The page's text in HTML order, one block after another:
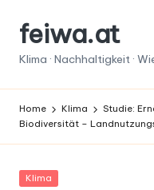
Skipfeiwa.at
Klima · Nachhaltigkeit ·
Home Klima
Studie:
Biodiversität –
Posted
Klima